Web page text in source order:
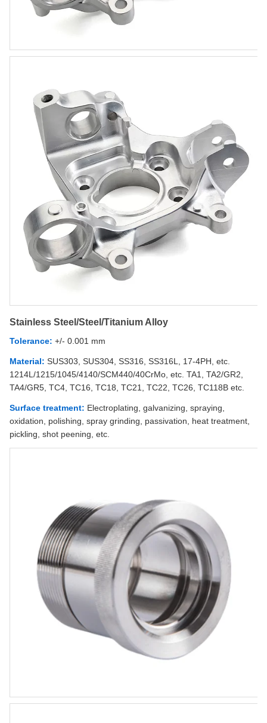
Stainless Steel/Steel/Titanium Alloy
Tolerance: +/- 0.001 mm
Material: SUS303, SUS304, SS316, SS316L, 17-4PH, etc.
1214L/1215/1045/4140/SCM440/40CrMo, etc. TA1, TA2/GR2,
TA4/GR5, TC4, TC16, TC18, TC21, TC22, TC26, TC118B etc.
Surface treatment: Electroplating, galvanizing, spraying,
oxidation, polishing, spray grinding, passivation, heat treatment,
pickling, shot peening, etc.